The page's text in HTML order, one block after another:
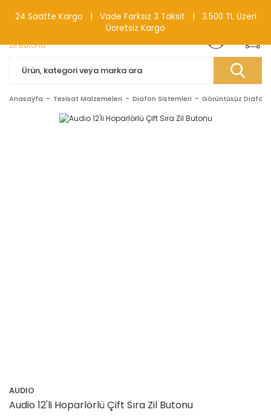
0(212) 240 87 88
Anasayfa Tesisat Malzemeleri Diafon Sistemleri Görüntüsüz
AUDIO
Audio 12'li Hoparlörlü Çift Sıra Zil Butonu
24 Saatte Kargo | Vade Farksız 3 Taksit | 3.500 TL Üzeri
Ücretsiz Kargo